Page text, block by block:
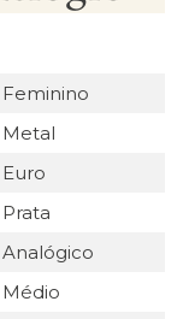
Feminino
Metal
Euro
Prata
Analógico
Médio